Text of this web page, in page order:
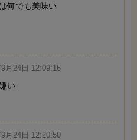
何でも美味い
9月24日 12:09:16
い
9月24日 12:20:50